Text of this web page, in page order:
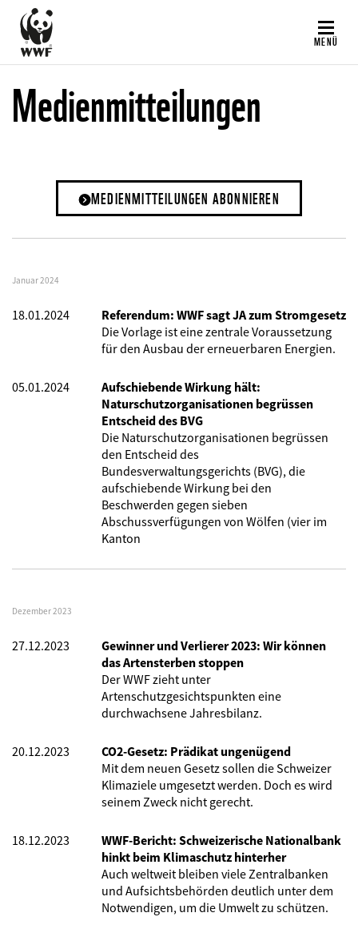
Direkt
zum
Inhalt
MENÜ
Medienmitteilungen
MEDIENMITTEILUNGEN ABONNIEREN
Januar 2024
18.01.2024
Referendum: WWF sagt JA zum Stromgesetz
Die Vorlage ist eine zentrale Voraussetzung
für den Ausbau der erneuerbaren Energien.
05.01.2024
Aufschiebende Wirkung hält:
Naturschutzorganisationen begrüssen
Entscheid des BVG
Die Naturschutzorganisationen begrüssen
den Entscheid des
Bundesverwaltungsgerichts (BVG), die
aufschiebende Wirkung bei den
Beschwerden gegen sieben
Abschussverfügungen von Wölfen (vier im
Kanton
Dezember 2023
27.12.2023
Gewinner und Verlierer 2023: Wir können
das Artensterben stoppen
Der WWF zieht unter
Artenschutzgesichtspunkten eine
durchwachsene Jahresbilanz.
20.12.2023
CO2-Gesetz: Prädikat ungenügend
Mit dem neuen Gesetz sollen die Schweizer
Klimaziele umgesetzt werden. Doch es wird
seinem Zweck nicht gerecht.
18.12.2023
WWF-Bericht: Schweizerische Nationalbank
hinkt beim Klimaschutz hinterher
Auch weltweit bleiben viele Zentralbanken
und Aufsichtsbehörden deutlich unter dem
Notwendigen, um die Umwelt zu schützen.